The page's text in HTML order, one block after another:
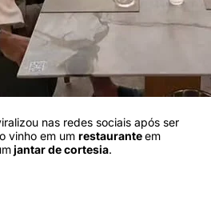
nas redes sociais após ser
vinho em um restauranteem
jantar de cortesia.